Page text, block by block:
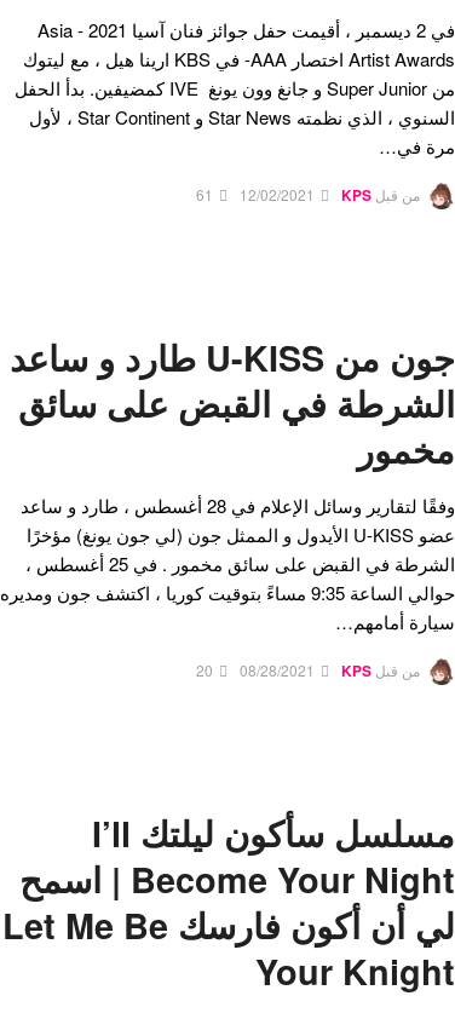
في 2 ديسمبر ، أقيمت حفل جوائز فنان آسيا 2021 - Asia
Artist Awards اختصار AAA- في KBS ارينا هيل ، مع ليتوك
من Super Junior و جانغ وون يونغ IVE كمضيفين. بدأ الحفل
السنوي ، الذي نظمته Star News و Star Continent ، لأول
مرة في…
من قبل KPS
12/02/2021
61
جون من U-KISS طارد و ساعد
الشرطة في القبض على سائق
مخمور
وفقًا لتقارير وسائل الإعلام في 28 أغسطس ، طارد و ساعد
عضو U-KISS الأيدول و الممثل جون (لي جون يونغ) مؤخرًا
الشرطة في القبض على سائق مخمور . في 25 أغسطس ،
حوالي الساعة 9:35 مساءً بتوقيت كوريا ، اكتشف جون ومديره
سيارة أمامهم…
من قبل KPS
08/28/2021
20
مسلسل سأكون ليلتك I’ll
Become Your Night | اسمح
لي أن أكون فارسك Let Me Be
Your Knight